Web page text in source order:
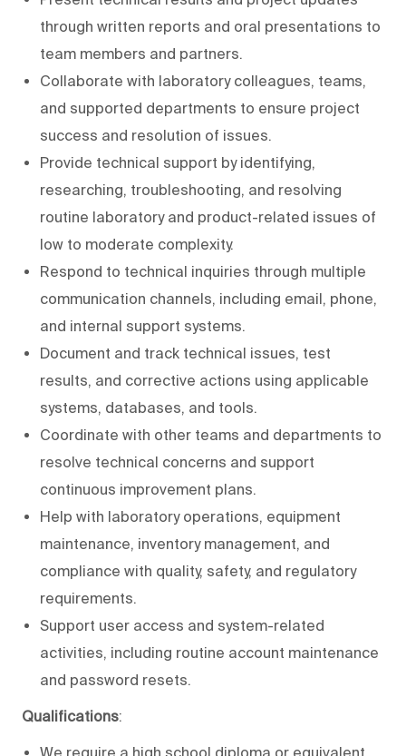
through written reports and oral presentations to
team members and partners.
Collaborate with laboratory colleagues, teams,
and supported departments to ensure project
success and resolution of issues.
Provide technical support by identifying,
researching, troubleshooting, and resolving
routine laboratory and product-related issues of
low to moderate complexity.
Respond to technical inquiries through multiple
communication channels, including email, phone,
and internal support systems.
Document and track technical issues, test
results, and corrective actions using applicable
systems, databases, and tools.
Coordinate with other teams and departments to
resolve technical concerns and support
continuous improvement plans.
Help with laboratory operations, equipment
maintenance, inventory management, and
compliance with quality, safety, and regulatory
requirements.
Support user access and system-related
activities, including routine account maintenance
and password resets.
Qualifications:
We require a high school diploma or equivalent.